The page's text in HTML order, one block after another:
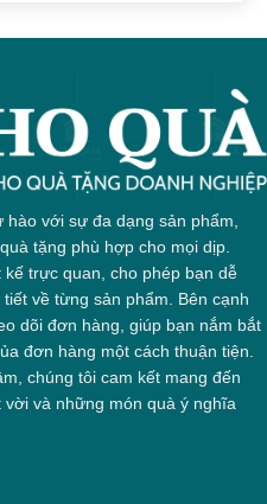
với sự đa dạng sản phẩm,
tặng phù hợp cho mọi dịp.
trực quan, cho phép bạn dễ
về từng sản phẩm. Bên cạnh
dõi đơn hàng, giúp bạn nắm bắt
đơn hàng một cách thuận tiện.
chúng tôi cam kết mang đến
và những món quà ý nghĩa